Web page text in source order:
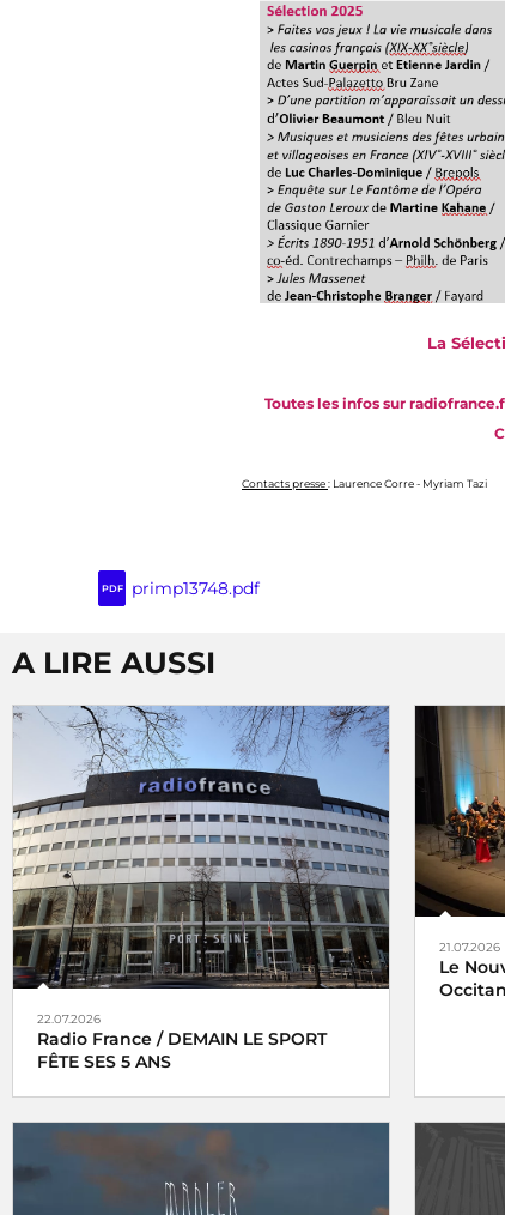
La
Toutes les infos sur
Contacts presse: Laurence Corre - Myriam Tazi
PDF primp13748.pdf
A LIRE AUSSI
22.07.2026
Radio France / DEMAIN LE SPORT
FÊTE SES 5 ANS
21.07.2026
Le